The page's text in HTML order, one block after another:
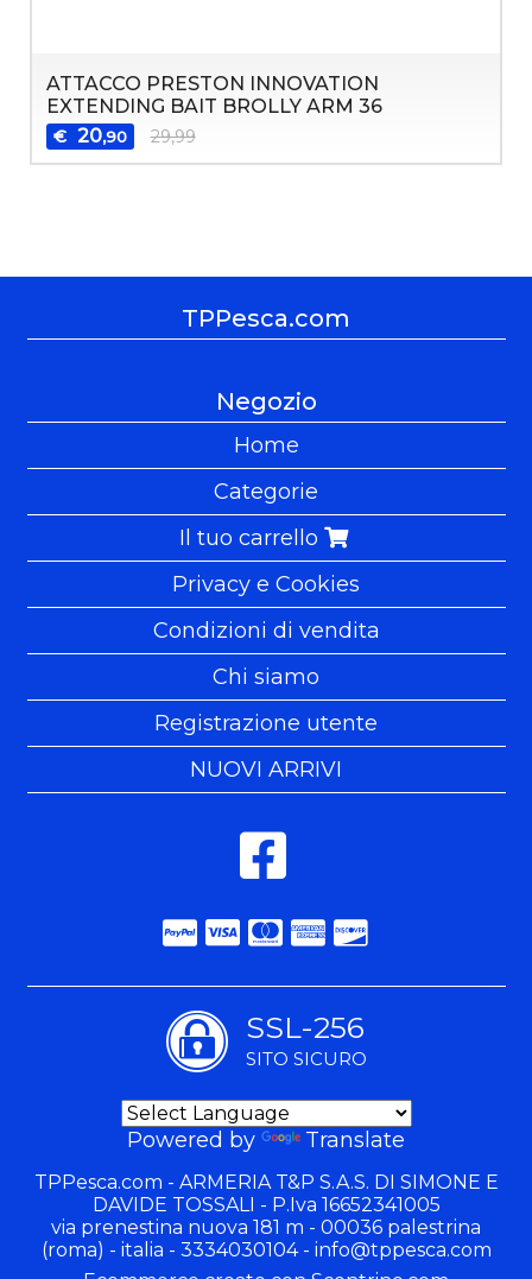
ATTACCO PRESTON INNOVATION
EXTENDING BAIT BROLLY ARM 36
€ 20,90 29,99
TPPesca.com
Negozio
Home
Categorie
Il tuo carrello
Privacy e Cookies
Condizioni di vendita
Chi siamo
Registrazione utente
NUOVI ARRIVI
SSL-256
SITO SICURO
Powered by Translate
TPPesca.com - ARMERIA T&P S.A.S. DI SIMONE E
DAVIDE TOSSALI - P.Iva 16652341005
via prenestina nuova 181 m - 00036 palestrina
(roma) - italia - 3334030104 - info@tppesca.com